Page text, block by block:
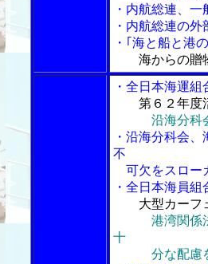
・内航総連、
・内航総連の
・｢海と船と港
海からの
・全日本海運
第６２年度
沿海分科
・沿海分科会
不
可欠をスロー
・全日本海員
大型カーフ
港湾関係
十
分な配慮